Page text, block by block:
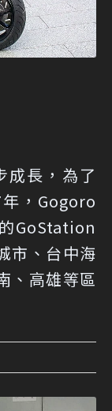
成長，為了
，Gogoro
GoStation
市、台中海
、高雄等區